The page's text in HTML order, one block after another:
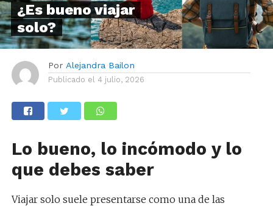
¿Es bueno viajar
solo?
Por Alejandra Bailon
Publicado el 4 julio, 2026
Lo bueno, lo incómodo y lo
que debes saber
Viajar solo suele presentarse como una de las